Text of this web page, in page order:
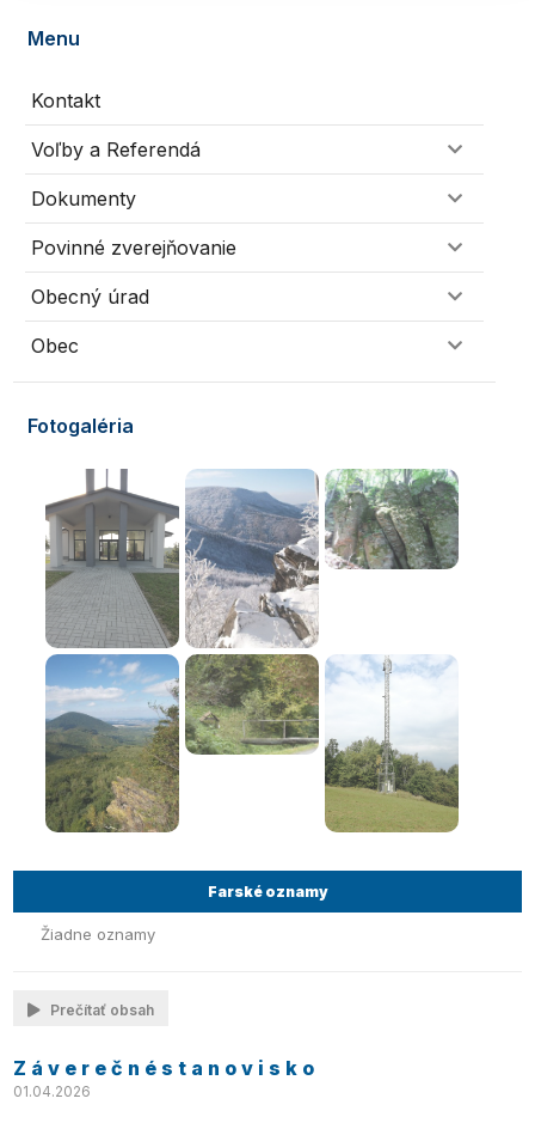
Menu
Kontakt
Voľby a Referendá
Dokumenty
Povinné zverejňovanie
Obecný úrad
Obec
Fotogaléria
Farské oznamy
Žiadne oznamy
Prečítať obsah
Z á v e r e č n é s t a n o v i s k o
01.04.2026